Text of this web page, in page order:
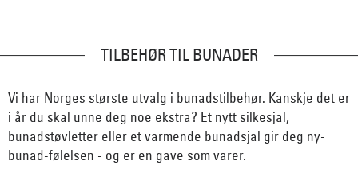
TILBEHØR TIL BUNADER
Vi har Norges største utvalg i bunadstilbehør. Kanskje det er
i år du skal unne deg noe ekstra? Et nytt silkesjal,
bunadstøvletter eller et varmende bunadsjal gir deg ny-
bunad-følelsen - og er en gave som varer.